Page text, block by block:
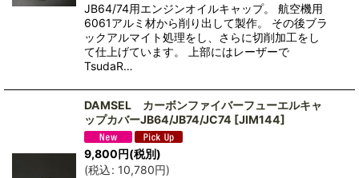
JB64/74用エンジンオイルキャップ。 航空機用
6061アルミ材から削り出して製作。 その後ブラ
ックアルマイト処理をし、さらに切削加工をし
て仕上げています。 上部にはレーザーで
TsudaR…
DAMSEL カーボンファイバーフューエルキャ
ップカバーJB64/JB74/JC74 [JIM144]
9,800円(税別)
(税込: 10,780円)